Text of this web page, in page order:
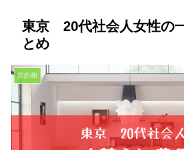
東京 20代社会人女性の
とめ
節約術